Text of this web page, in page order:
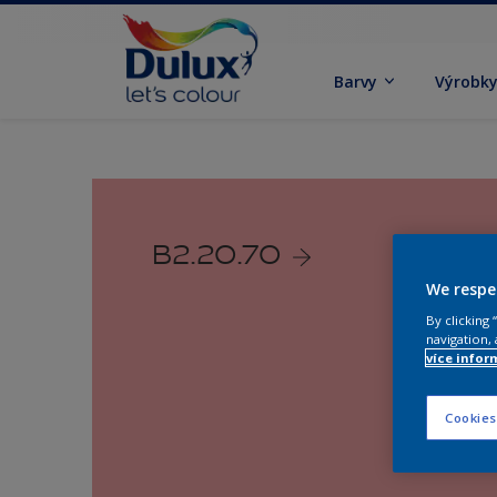
Barvy
B2.20.70
We
By clicking
navigation,
více